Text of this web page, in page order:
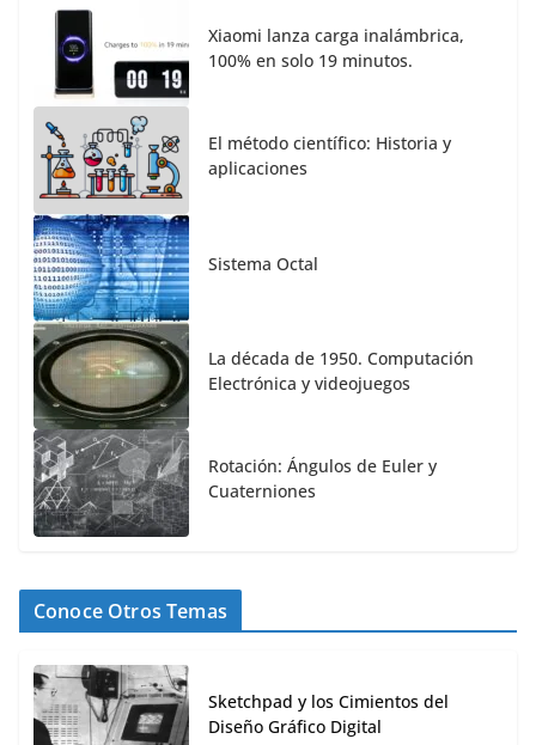
Xiaomi lanza carga inalámbrica,
100% en solo 19 minutos.
El método científico: Historia y
aplicaciones
Sistema Octal
La década de 1950. Computación
Electrónica y videojuegos
Rotación: Ángulos de Euler y
Cuaterniones
Conoce Otros Temas
Sketchpad y los Cimientos del
Diseño Gráfico Digital